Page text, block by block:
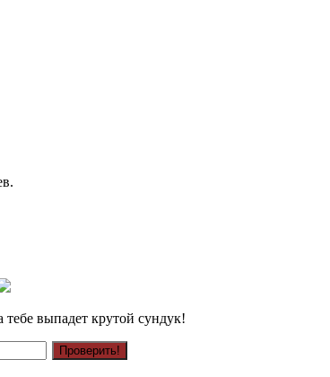
тебе выпадет крутой сундук!